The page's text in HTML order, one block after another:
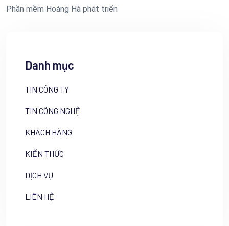
Phần mềm Hoàng Hà phát triển
Danh mục
TIN CÔNG TY
TIN CÔNG NGHỆ
KHÁCH HÀNG
KIẾN THỨC
DỊCH VỤ
LIÊN HỆ